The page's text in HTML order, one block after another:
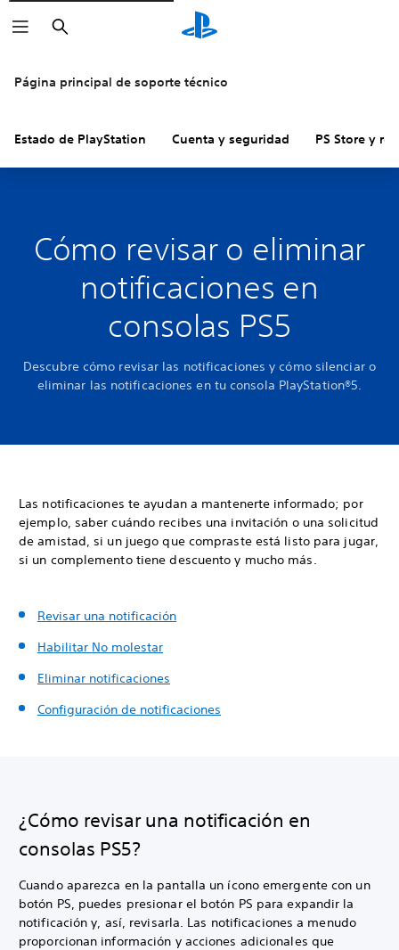
Buscar
Página principal de soporte técnico
Estado de PlayStation Cuenta y seguridad PS Store y
Cómo revisar o eliminar
notificaciones en
consolas PS5
Descubre cómo revisar las notificaciones y cómo silenciar o
eliminar las notificaciones en tu consola PlayStation®5.
Las notificaciones te ayudan a mantenerte informado; por
ejemplo, saber cuándo recibes una invitación o una solicitud
de amistad, si un juego que compraste está listo para jugar,
si un complemento tiene descuento y mucho más.
Revisar una notificación
Habilitar No molestar
Eliminar notificaciones
Configuración de notificaciones
¿Cómo revisar una notificación en
consolas PS5?
Cuando aparezca en la pantalla un ícono emergente con un
botón PS, puedes presionar el botón PS para expandir la
notificación y, así, revisarla. Las notificaciones a menudo
proporcionan información y acciones adicionales que